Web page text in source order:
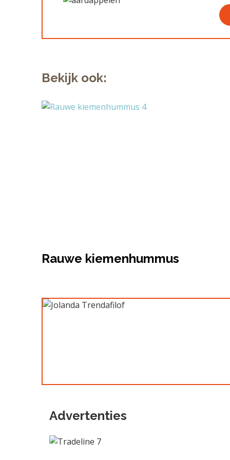
Bekijk ook:
Rauwe kiemenhummus
Advertenties